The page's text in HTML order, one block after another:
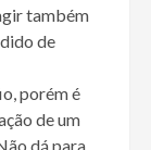
também
de
porém é
de um
dá para